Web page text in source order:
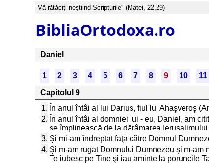
Vă rătăciţi neştiind Scripturile" (Matei, 22,29)
BibliaOrtodoxa.ro
Daniel
1 2 3 4 5 6 7 8 9 10 11
Capitolul 9
1. În anul întâi al lui Darius, fiul lui Ahaşveroş
2. În anul întâi al domniei lui - eu, Daniel, am
se împlinească de la dărâmarea Ierusalimului.
3. Şi mi-am îndreptat faţa către Domnul
4. Şi m-am rugat Domnului Dumnezeu şi m-am
Te iubesc pe Tine şi iau aminte la poruncile